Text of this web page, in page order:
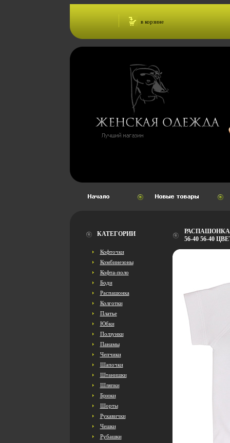
в корзине
КАТЕГОРИИ
Кофточки
Комбинезоны
Кофта-поло
Боди
Распашонка
Колготки
Платье
Юбки
Ползунки
Панамы
Чепчики
Шапочки
Штанишки
Шляпки
Брюки
Шорты
Рукавички
Чешки
Рубашки
РАСПАШОНКА
56-40 56-40